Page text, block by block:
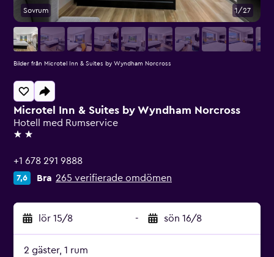
Microtel Inn & Suites by Wyndham Norcross
Hotell med Rumservice
2 stjärnor
+1 678 291 9888
7,6 Bra 265 verifierade omdömen
lör 15/8 - sön 16/8
2 gäster, 1 rum
Sovrum 1/27
Bilder från Microtel Inn & Suites by Wyndham Norcross